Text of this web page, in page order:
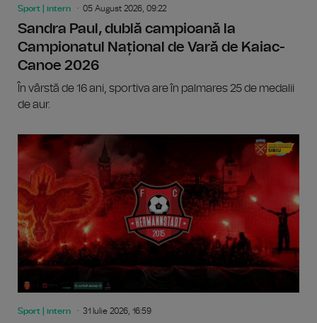
Sport | intern 05 August 2026, 09:22
Sandra Paul, dublă campioană la
Campionatul Național de Vară de Kaiac-
Canoe 2026
În vârstă de 16 ani, sportiva are în palmares 25 de medalii
de aur.
Sport | intern 31 Iulie 2026, 16:59